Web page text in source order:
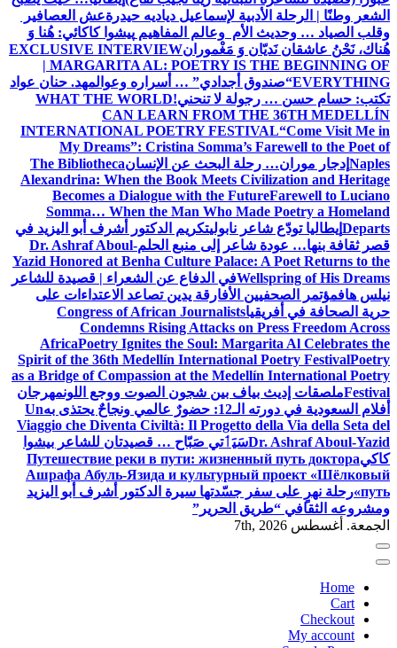
الشعر وطنًا | الرحلة الأدبية لإسماعيل دياديه حيدرةعش العصافير
وقلب الصياد … وحديث الأم وعالم المفاهيم پیشوا کاکائي: هُنا وَ
هُناك، نَحْنُ عاشقان نَديّان وَ مَغْمورانEXCLUSIVE INTERVIEW
| MARGARITA AL: POETRY IS THE BEGINNING OF
EVERYTHING“صندوق أجدادي” … أسراره وعوالمهد. حنان عواد
تكتب: حسام حسن … رجولة لا تنحني!WHAT THE WORLD
CAN LEARN FROM THE 36TH MEDELLÍN
INTERNATIONAL POETRY FESTIVAL“Come Visit Me in
My Dreams”: Cristina Somma’s Farewell to the Poet of
Naples إدجار موران… رحلة البحث عن الإنسانThe Bibliotheca
Alexandrina: When the Book Meets Civilization and Heritage
Becomes a Dialogue with the FutureFarewell to Luciano
Somma… When the Man Who Made Poetry a Homeland
Departs إيطاليا تودّع شاعر نابوليتكريم الدكتور أشرف أبو اليزيد في
قصر ثقافة بنها… عودة شاعر إلى منبع الحلمDr. Ashraf Aboul-
Yazid Honored at Benha Culture Palace: A Poet Returns to the
Wellspring of His Dreamsفي الدفاع عن الشعراء | قصيدة للشاعر
نيلس هافمؤتمر الصحفيين الأفارقة يدين تصاعد الاعتداءات على
حرية الصحافة في أفريقياCongress of African Journalists
Condemns Rising Attacks on Press Freedom Across
AfricaPoetry Ignites the Soul: Margarita Al Celebrates the
Spirit of the 36th Medellín International Poetry FestivalPoetry
as a Bridge of Compassion at the Medellín International Poetry
Festivalملصقات إديث بياف بين شجون الصوت ووجع اللونمهرجان
أفلام السعودية في دورته الـ12: حضورٌ عالمي ونجاحٌ يحتذى به
Un
Viaggio che Diventa Civiltà: Il Progetto della Via della Seta del
Dr. Ashraf Aboul-Yazidسَيَٲتي صَبّاح … قصيدتان للشاعر بيشوا
كاكيПутешествие реки в пути: жизненный путь доктора
Ашрафа Абуль-Язида и культурный проект «Шёлковый
путь» رحلة نهرٍ على سفر جسّدتها سيرة الدكتور أشرف أبو اليزيد
ومشروعه الثقافي “طريق الحرير”
الجمعة. أغسطس 7th, 2026
Home
Cart
Checkout
My account